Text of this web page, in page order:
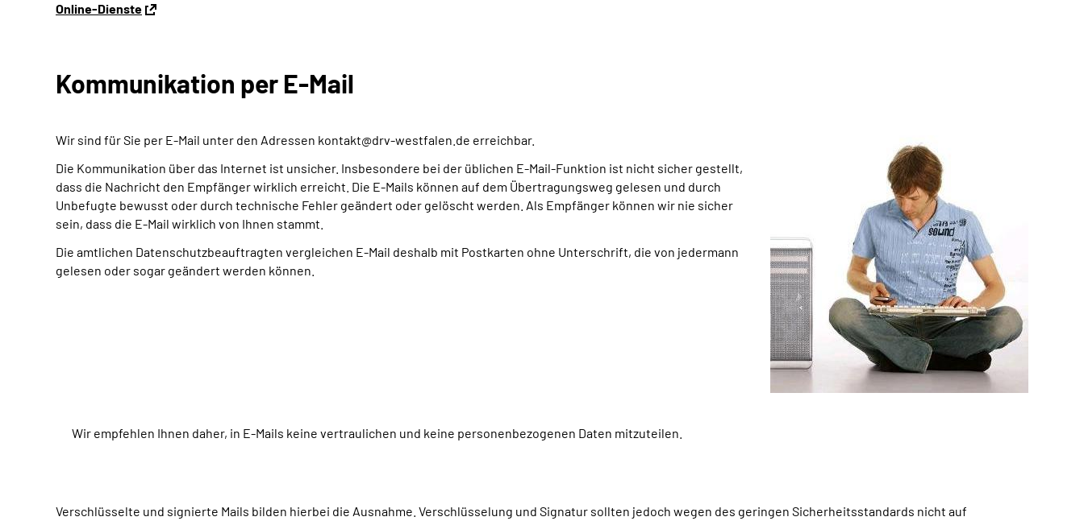
Online-Dienste
Kommunikation per E-Mail
Wir sind für Sie per E-Mail unter den Adressen kontakt@drv-westfalen.de erreichbar.
Die Kommunikation über das Internet ist unsicher. Insbesondere bei der üblichen E-Mail-Funktion ist nicht sicher gestellt,
dass die Nachricht den Empfänger wirklich erreicht. Die E-Mails können auf dem Übertragungsweg gelesen und durch
Unbefugte bewusst oder durch technische Fehler geändert oder gelöscht werden. Als Empfänger können wir nie sicher
sein, dass die E-Mail wirklich von Ihnen stammt.
Die amtlichen Datenschutzbeauftragten vergleichen E-Mail deshalb mit Postkarten ohne Unterschrift, die von jedermann
gelesen oder sogar geändert werden können.
Wir empfehlen Ihnen daher, in E-Mails keine vertraulichen und keine personenbezogenen Daten mitzuteilen.
Verschlüsselte und signierte Mails bilden hierbei die Ausnahme. Verschlüsselung und Signatur sollten jedoch wegen des geringen Sicherheitsstandards nicht auf